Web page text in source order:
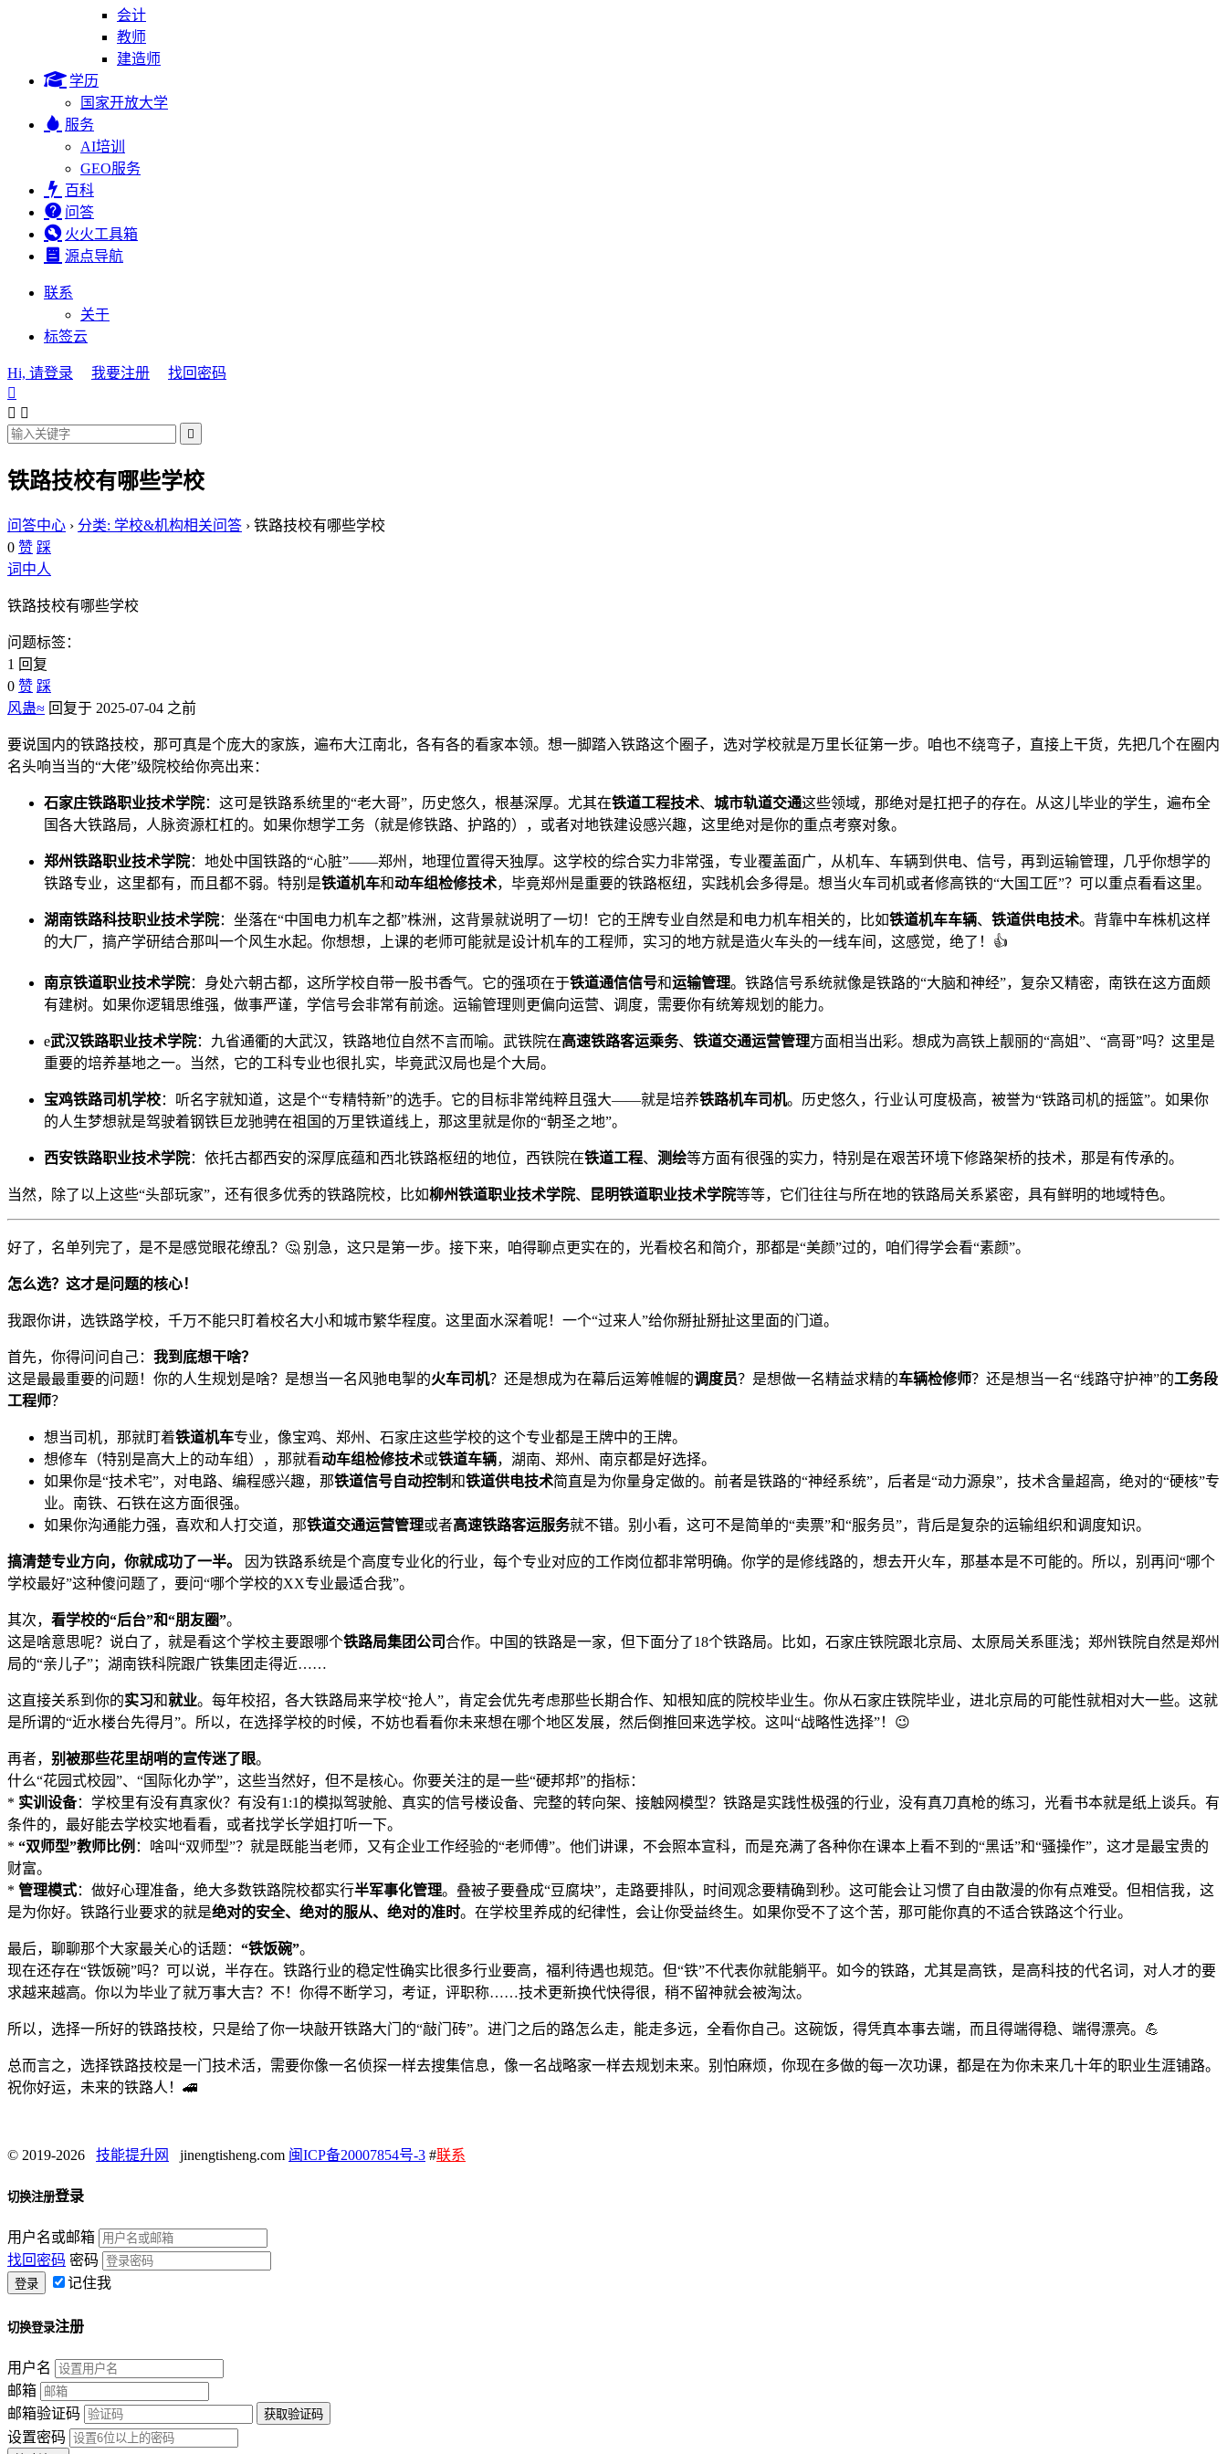
会计
教师
建造师
学历
国家开放大学
服务
AI培训
GEO服务
百科
问答
火火工具箱
源点导航
联系
关于
标签云
Hi, 请登录 我要注册
找回密码

 

铁路技校有哪些学校
问答中心 › 分类: 学校&机构相关问答 › 铁路技校有哪些学校
0 赞 踩
词中人
铁路技校有哪些学校
问题标签：
1 回复
0 赞 踩
风蛊≈ 回复于 2025-07-04 之前
要说国内的铁路技校，那可真是个庞大的家族，遍布大江南北，各有各的看家本领。想一脚踏入铁路这个圈子，选对学校就是万里长征第一步。咱也不绕弯子，直接上干货，先把几个在圈内
名头响当当的“大佬”级院校给你亮出来：
石家庄铁路职业技术学院：这可是铁路系统里的“老大哥”，历史悠久，根基深厚。尤其在铁道工程技术、 城市轨道交通这些领域，那绝对是扛把子的存在。从这儿毕业的学生，遍布全
国各大铁路局，人脉资源杠杠的。如果你想学工务（就是修铁路、护路的），或者对地铁建设感兴趣，这里绝对是你的重点考察对象。
郑州铁路职业技术学院：地处中国铁路的“心脏”——郑州，地理位置得天独厚。这学校的综合实力非常强，专业覆盖面广，从机车、车辆到供电、信号，再到运输管理，几乎你想学的
铁路专业，这里都有，而且都不弱。特别是铁道机车和动车组检修技术，毕竟郑州是重要的铁路枢纽，实践机会多得是。想当火车司机或者修高铁的“大国工匠”？可以重点看看这里。
湖南铁路科技职业技术学院：坐落在“中国电力机车之都”株洲，这背景就说明了一切！它的王牌专业自然是和电力机车相关的，比如铁道机车车辆、 铁道供电技术。背靠中车株机这样
的大厂，搞产学研结合那叫一个风生水起。你想想，上课的老师可能就是设计机车的工程师，实习的地方就是造火车头的一线车间，这感觉，绝了！👍
南京铁道职业技术学院：身处六朝古都，这所学校自带一股书香气。它的强项在于铁道通信信号和运输管理。铁路信号系统就像是铁路的“大脑和神经”，复杂又精密，南铁在这方面颇
有建树。如果你逻辑思维强，做事严谨，学信号会非常有前途。运输管理则更偏向运营、调度，需要你有统筹规划的能力。
e武汉铁路职业技术学院：九省通衢的大武汉，铁路地位自然不言而喻。武铁院在高速铁路客运乘务、 铁道交通运营管理方面相当出彩。想成为高铁上靓丽的“高姐”、“高哥”吗？这里是
重要的培养基地之一。当然，它的工科专业也很扎实，毕竟武汉局也是个大局。
宝鸡铁路司机学校：听名字就知道，这是个“专精特新”的选手。它的目标非常纯粹且强大——就是培养铁路机车司机。历史悠久，行业认可度极高，被誉为“铁路司机的摇篮”。如果你
的人生梦想就是驾驶着钢铁巨龙驰骋在祖国的万里铁道线上，那这里就是你的“朝圣之地”。
西安铁路职业技术学院：依托古都西安的深厚底蕴和西北铁路枢纽的地位，西铁院在铁道工程、 测绘等方面有很强的实力，特别是在艰苦环境下修路架桥的技术，那是有传承的。
当然，除了以上这些“头部玩家”，还有很多优秀的铁路院校，比如柳州铁道职业技术学院、 昆明铁道职业技术学院等等，它们往往与所在地的铁路局关系紧密，具有鲜明的地域特色。
好了，名单列完了，是不是感觉眼花缭乱？🤔 别急，这只是第一步。接下来，咱得聊点更实在的，光看校名和简介，那都是“美颜”过的，咱们得学会看“素颜”。
怎么选？这才是问题的核心！
我跟你讲，选铁路学校，千万不能只盯着校名大小和城市繁华程度。这里面水深着呢！一个“过来人”给你掰扯掰扯这里面的门道。
首先，你得问问自己： 我到底想干啥？
这是最最重要的问题！你的人生规划是啥？是想当一名风驰电掣的火车司机？还是想成为在幕后运筹帷幄的调度员？是想做一名精益求精的车辆检修师？还是想当一名“线路守护神”的工务段
工程师？
想当司机，那就盯着铁道机车专业，像宝鸡、郑州、石家庄这些学校的这个专业都是王牌中的王牌。
想修车（特别是高大上的动车组），那就看动车组检修技术或铁道车辆，湖南、郑州、南京都是好选择。
如果你是“技术宅”，对电路、编程感兴趣，那铁道信号自动控制和铁道供电技术简直是为你量身定做的。前者是铁路的“神经系统”，后者是“动力源泉”，技术含量超高，绝对的“硬核”专
业。南铁、石铁在这方面很强。
如果你沟通能力强，喜欢和人打交道，那铁道交通运营管理或者高速铁路客运服务就不错。别小看，这可不是简单的“卖票”和“服务员”，背后是复杂的运输组织和调度知识。
搞清楚专业方向，你就成功了一半。
因为铁路系统是个高度专业化的行业，每个专业对应的工作岗位都非常明确。你学的是修线路的，想去开火车，那基本是不可能的。所以，别再问“哪个
学校最好”这种傻问题了，要问“哪个学校的XX专业最适合我”。
其次， 看学校的“后台”和“朋友圈”。
这是啥意思呢？说白了，就是看这个学校主要跟哪个铁路局集团公司合作。中国的铁路是一家，但下面分了18个铁路局。比如，石家庄铁院跟北京局、太原局关系匪浅；郑州铁院自然是郑州
局的“亲儿子”；湖南铁科院跟广铁集团走得近……
这直接关系到你的实习和就业。每年校招，各大铁路局来学校“抢人”，肯定会优先考虑那些长期合作、知根知底的院校毕业生。你从石家庄铁院毕业，进北京局的可能性就相对大一些。这就
是所谓的“近水楼台先得月”。所以，在选择学校的时候，不妨也看看你未来想在哪个地区发展，然后倒推回来选学校。这叫“战略性选择”！😉
再者， 别被那些花里胡哨的宣传迷了眼。
什么“花园式校园”、“国际化办学”，这些当然好，但不是核心。你要关注的是一些“硬邦邦”的指标：
* 实训设备：学校里有没有真家伙？有没有1:1的模拟驾驶舱、真实的信号楼设备、完整的转向架、接触网模型？铁路是实践性极强的行业，没有真刀真枪的练习，光看书本就是纸上谈兵。有
条件的，最好能去学校实地看看，或者找学长学姐打听一下。
* “双师型”教师比例 ：啥叫“双师型”？就是既能当老师，又有企业工作经验的“老师傅”。他们讲课，不会照本宣科，而是充满了各种你在课本上看不到的“黑话”和“骚操作”，这才是最宝贵的
财富。
* 管理模式：做好心理准备，绝大多数铁路院校都实行半军事化管理。叠被子要叠成“豆腐块”，走路要排队，时间观念要精确到秒。这可能会让习惯了自由散漫的你有点难受。但相信我，这
是为你好。铁路行业要求的就是绝对的安全、绝对的服从、绝对的准时。在学校里养成的纪律性，会让你受益终生。如果你受不了这个苦，那可能你真的不适合铁路这个行业。
最后，聊聊那个大家最关心的话题： “铁饭碗”。
现在还存在“铁饭碗”吗？可以说，半存在。铁路行业的稳定性确实比很多行业要高，福利待遇也规范。但“铁”不代表你就能躺平。如今的铁路，尤其是高铁，是高科技的代名词，对人才的要
求越来越高。你以为毕业了就万事大吉？不！你得不断学习，考证，评职称……技术更新换代快得很，稍不留神就会被淘汰。
所以，选择一所好的铁路技校，只是给了你一块敲开铁路大门的“敲门砖”。进门之后的路怎么走，能走多远，全看你自己。这碗饭，得凭真本事去端，而且得端得稳、端得漂亮。💪
总而言之，选择铁路技校是一门技术活，需要你像一名侦探一样去搜集信息，像一名战略家一样去规划未来。别怕麻烦，你现在多做的每一次功课，都是在为你未来几十年的职业生涯铺路。
祝你好运，未来的铁路人！🚄
© 2019-2026 技能提升网 jinengtisheng.com 闽ICP备20007854号-3 #联系
切换注册登录
用户名或邮箱
找回密码 密码
记住我
切换登录注册
用户名
邮箱
邮箱验证码
设置密码